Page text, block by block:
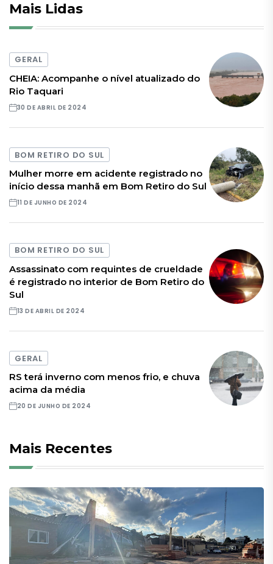
Mais Lidas
GERAL
CHEIA: Acompanhe o nível atualizado do
Rio Taquari
30 DE ABRIL DE 2024
BOM RETIRO DO SUL
Mulher morre em acidente registrado no
início dessa manhã em Bom Retiro do Sul
11 DE JUNHO DE 2024
BOM RETIRO DO SUL
Assassinato com requintes de crueldade
é registrado no interior de Bom Retiro do
Sul
13 DE ABRIL DE 2024
GERAL
RS terá inverno com menos frio, e chuva
acima da média
20 DE JUNHO DE 2024
Mais Recentes